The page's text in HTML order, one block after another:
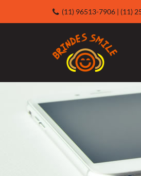
(11) 96513-7906 |